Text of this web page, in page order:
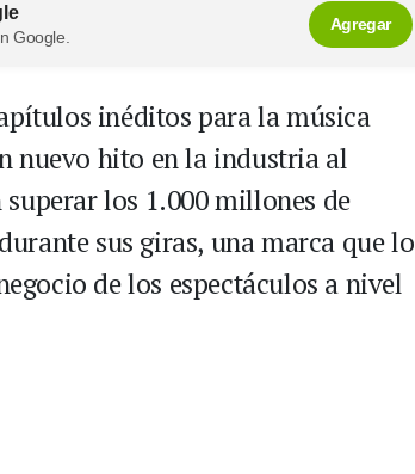
Google.
Agregar
inéditos para la música
nuevo hito en la industria al
los 1.000 millones de
sus giras, una marca que lo
de los espectáculos a nivel